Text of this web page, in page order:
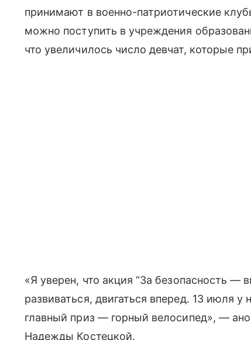
принимают в военно-патриотические
можно поступить в учреждения
что увеличилось число девчат, которые
«Я уверен, что акция “За безопасность —
развиваться, двигаться вперед. 13 июля у
главный приз — горный велосипед», —
Надежды Костецкой.